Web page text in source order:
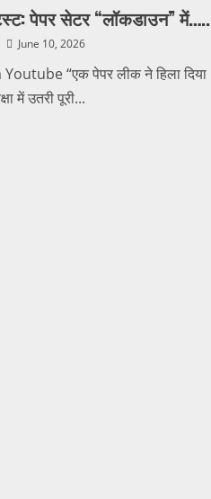
पेपर सेटर “लॉकडाउन” में…..
June 10, 2026
“एक पेपर लीक ने हिला दिया
में उतरी पूरी...